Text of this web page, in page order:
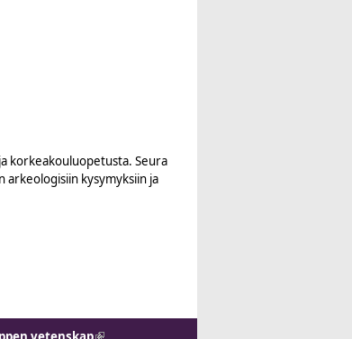
korkeakouluopetusta. Seura
arkeologisiin kysymyksiin ja